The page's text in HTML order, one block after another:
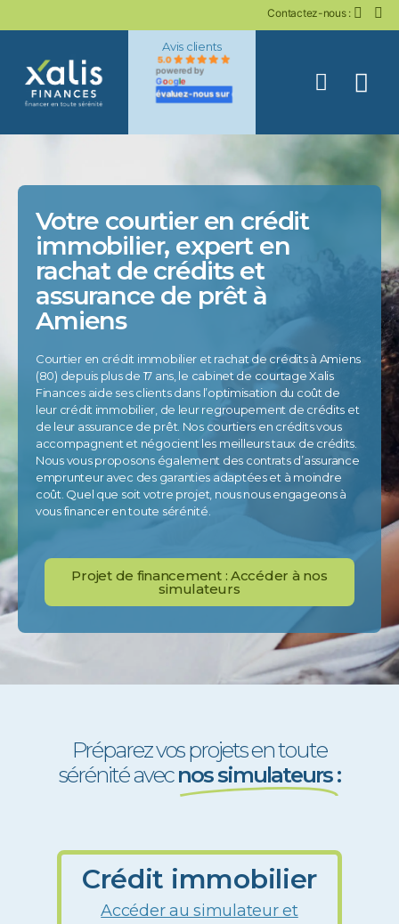
Contactez-nous :
Avis clients
5.0
powered by
Google
évaluez-nous sur
Votre courtier en crédit
immobilier, expert en
rachat de crédits et
assurance de prêt à
Amiens
Courtier en crédit immobilier et rachat de crédits à Amiens
(80) depuis plus de 17 ans, le cabinet de courtage Xalis
Finances aide ses clients dans l’optimisation du coût de
leur crédit immobilier, de leur regroupement de crédits et
de leur assurance de prêt. Nos courtiers en crédits vous
accompagnent et négocient les meilleurs taux de crédits.
Nous vous proposons également des contrats d’assurance
emprunteur avec des garanties adaptées et à moindre
coût. Quel que soit votre projet, nous nous engageons à
vous financer en toute sérénité.
Projet de financement : Accéder à nos
simulateurs
Préparez vos projets en toute
sérénité avecnos simulateurs :
Crédit immobilier
Accéder au simulateur et